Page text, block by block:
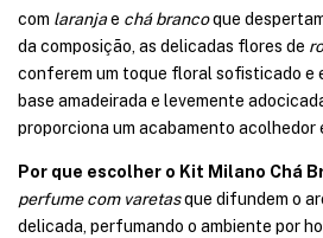
com laranjae chá brancoque
da composição, as delicadas flores de
conferem um toque floral sofisticado e
base amadeirada e levemente
proporciona um acabamento acolhedor
Por que escolher o Kit Milano Chá
perfume com varetasque difundem o
delicada, perfumando o ambiente por